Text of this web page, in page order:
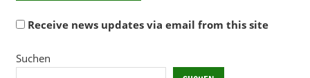
Receive news updates via email from this site
Alternative:
Suchen